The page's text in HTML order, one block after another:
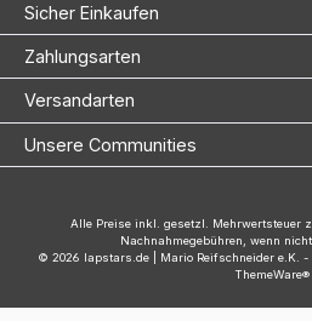
Sicher Einkaufen
Zahlungsarten
Versandarten
Unsere Communities
Alle Preise inkl. gesetzl. Mehrwertsteuer
Nachnahmegebühren, wenn
© 2026 lapstars.de | Mario Reifschneider e.K. -
ThemeWare®